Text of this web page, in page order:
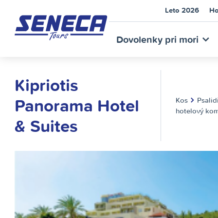
Leto 2026
Dovolenky pri mori
Kipriotis
Panorama Hotel
& Suites
Kos
hotelový